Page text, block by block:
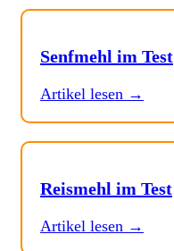
Senfmehl im Test
Artikel lesen →
Reismehl im Test
Artikel lesen →